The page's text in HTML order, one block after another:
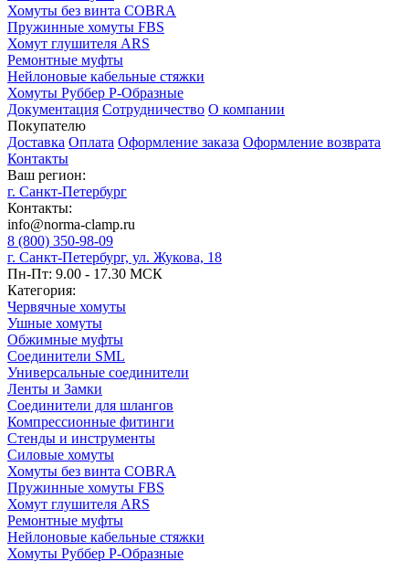
Хомуты без винта COBRA
Пружинные хомуты FBS
Хомут глушителя ARS
Ремонтные муфты
Нейлоновые кабельные стяжки
Хомуты Руббер Р-Образные
Документация Сотрудничество О компании
Покупателю
Доставка Оплата Оформление заказа Оформление возврата
Контакты
Ваш регион:
г. Санкт-Петербург
Контакты:
info@norma-clamp.ru
8 (800) 350-98-09
г. Санкт-Петербург, ул. Жукова, 18
Пн-Пт: 9.00 - 17.30 МСК
Категория:
Червячные хомуты
Ушные хомуты
Обжимные муфты
Соединители SML
Универсальные соединители
Ленты и Замки
Соединители для шлангов
Компрессионные фитинги
Стенды и инструменты
Силовые хомуты
Хомуты без винта COBRA
Пружинные хомуты FBS
Хомут глушителя ARS
Ремонтные муфты
Нейлоновые кабельные стяжки
Хомуты Руббер Р-Образные